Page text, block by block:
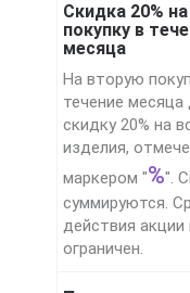
Скидка 20%
покупку в
месяца
На вторую
течение месяца
скидку 20% на
изделия,
маркером "%".
суммируются.
действия акции
ограничен.